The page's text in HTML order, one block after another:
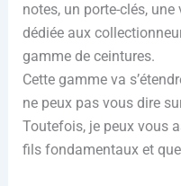
notes, un porte-clés,
dédiée aux
gamme de ceintures.
Cette gamme va
ne peux pas vous dire
Toutefois, je peux vous
fils fondamentaux et